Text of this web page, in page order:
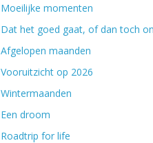
Moeilijke momenten
Dat het goed gaat, of dan toch
Afgelopen maanden
Vooruitzicht op 2026
Wintermaanden
Een droom
Roadtrip for life